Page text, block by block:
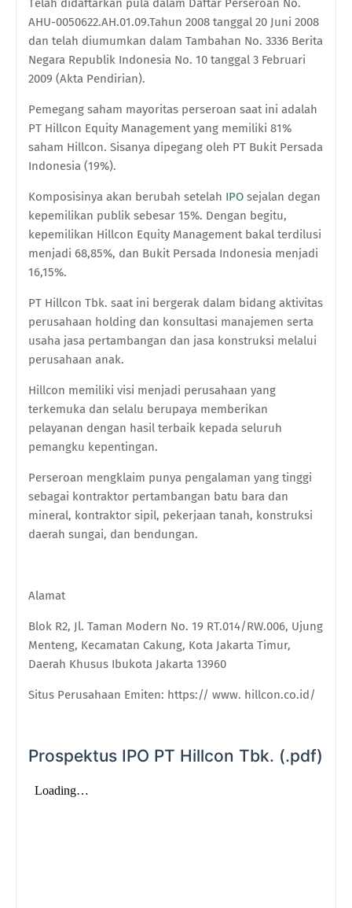
elah didaftarkan pula dalam Daftar Perseroan No.
AHU-0050622.AH.01.09.Tahun 2008 tanggal 20 Juni 2008
dan telah diumumkan dalam Tambahan No. 3336 Berita
Negara Republik Indonesia No. 10 tanggal 3 Februari
2009 (Akta Pendirian).
Pemegang saham mayoritas perseroan saat ini adalah
PT Hillcon Equity Management yang memiliki 81%
saham Hillcon. Sisanya dipegang oleh PT Bukit Persada
Indonesia (19%).
Komposisinya akan berubah setelah IPO sejalan degan
kepemilikan publik sebesar 15%. Dengan begitu,
kepemilikan Hillcon Equity Management bakal terdilusi
menjadi 68,85%, dan Bukit Persada Indonesia menjadi
16,15%.
PT Hillcon Tbk. saat ini bergerak dalam bidang aktivitas
perusahaan holding dan konsultasi manajemen serta
usaha jasa pertambangan dan jasa konstruksi melalui
perusahaan anak.
Hillcon memiliki visi menjadi perusahaan yang
terkemuka dan selalu berupaya memberikan
pelayanan dengan hasil terbaik kepada seluruh
pemangku kepentingan.
Perseroan mengklaim punya pengalaman yang tinggi
sebagai kontraktor pertambangan batu bara dan
mineral, kontraktor sipil, pekerjaan tanah, konstruksi
daerah sungai, dan bendungan.
Alamat
Blok R2, Jl. Taman Modern No. 19 RT.014/RW.006, Ujung
Menteng, Kecamatan Cakung, Kota Jakarta Timur,
Daerah Khusus Ibukota Jakarta 13960
Situs Perusahaan Emiten: https:// www. hillcon.co.id/
Prospektus IPO PT Hillcon Tbk. (.pdf)